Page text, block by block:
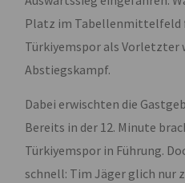
Platz im
Türkiyemspor als Vorletzter
Abstiegskampf.
Dabei erwischten die
Bereits in der 12. Minute
Türkiyemspor in Führung.
schnell: Tim Jäger glich nur